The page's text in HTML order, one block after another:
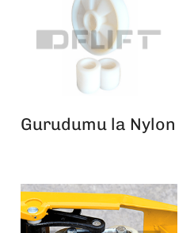
Gurudumu la Nylon